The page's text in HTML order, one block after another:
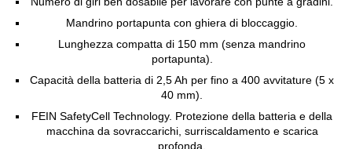
Mandrino portapunta con ghiera di bloccaggio.
Lunghezza compatta di 150 mm (senza mandrino
portapunta).
Capacità della batteria di 2,5 Ah per fino a 400 avvitature (5 x
40 mm).
FEIN SafetyCell Technology. Protezione della batteria e della
macchina da sovraccarichi, surriscaldamento e scarica
profonda.